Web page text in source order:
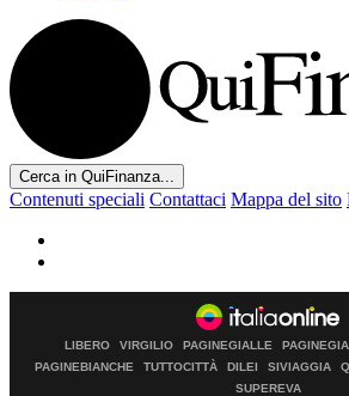
Cerca in QuiFinanza...
Contenuti speciali Contattaci Mappa del sito
LIBERO VIRGILIO PAGINEGIALLE
PAGINEBIANCHE
TUTTOCITTÀ DILEI SIVIAGGIA
SUPEREVA